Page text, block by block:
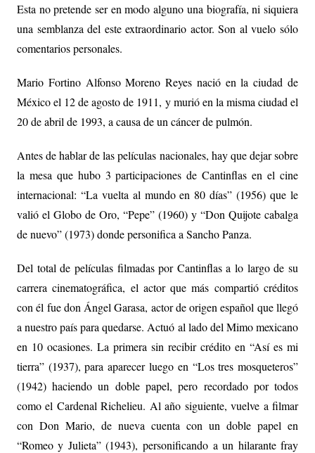
Esta no pretende ser en modo alguno una biografía, ni siquiera
una semblanza del este extraordinario actor. Son al vuelo sólo
comentarios personales.
Mario Fortino Alfonso Moreno Reyes nació en la ciudad de
México el 12 de agosto de 1911, y murió en la misma ciudad el
20 de abril de 1993, a causa de un cáncer de pulmón.
Antes de hablar de las películas nacionales, hay que dejar sobre
la mesa que hubo 3 participaciones de Cantinflas en el cine
internacional: “La vuelta al mundo en 80 días” (1956) que le
valió el Globo de Oro, “Pepe” (1960) y “Don Quijote cabalga
de nuevo” (1973) donde personifica a Sancho Panza.
Del total de películas filmadas por Cantinflas a lo largo de su
carrera cinematográfica, el actor que más compartió créditos
con él fue don Ángel Garasa, actor de origen español que llegó
a nuestro país para quedarse. Actuó al lado del Mimo mexicano
en 10 ocasiones. La primera sin recibir crédito en “Así es mi
tierra” (1937), para aparecer luego en “Los tres mosqueteros”
(1942) haciendo un doble papel, pero recordado por todos
como el Cardenal Richelieu. Al año siguiente, vuelve a filmar
con Don Mario, de nueva cuenta con un doble papel en
“Romeo y Julieta” (1943), personificando a un hilarante fray